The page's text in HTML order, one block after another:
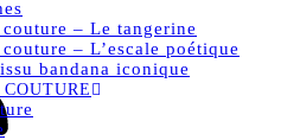
– Le tangerine
– L’escale poétique
bandana iconique